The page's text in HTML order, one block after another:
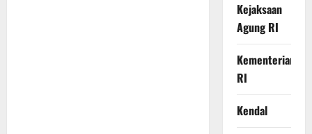
Kejaksaan
Agung RI
Kementerian
RI
Kendal